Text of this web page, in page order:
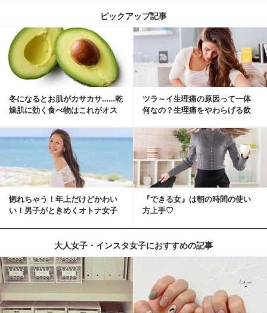
ピックアップ記事
冬になるとお肌がカサカサ……乾
燥肌に効く食べ物はこれがオス
ツラ～イ生理痛の原因って一体
何なの？生理痛をやわらげる飲
惚れちゃう！年上だけどかわい
い！男子がときめくオトナ女子
『できる女』は朝の時間の使い
方上手♡
大人女子・インスタ女子におすすめの記事